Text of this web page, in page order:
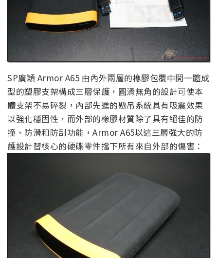
SP廣穎 Armor A65 由內外兩層的橡膠包覆中間一體成
型的塑膠支架構成三層保護，圓滑無角的設計可使本
體支架不易碎裂，內部先進的懸吊系統具有吸震效果
以強化穩固性，而外部的橡膠材質除了具有絕佳的防
撞、防滑和防刮功能，Armor A65以這三層強大的防
護設計替核心的硬碟零件擋下所有來自外部的傷害：